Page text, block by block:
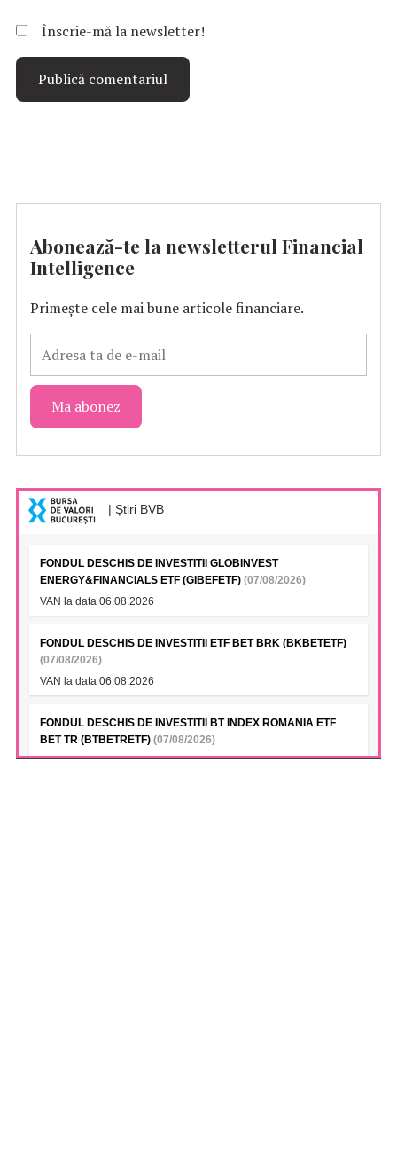
Înscrie-mă la newsletter!
Abonează-te la newsletterul Financial
Intelligence
Primește cele mai bune articole financiare.
| Știri BVB
FONDUL DESCHIS DE INVESTITII GLOBINVEST
ENERGY&FINANCIALS ETF (GIBEFETF) (07/08/2026)
VAN la data 06.08.2026
FONDUL DESCHIS DE INVESTITII ETF BET BRK (BKBETETF)
(07/08/2026)
VAN la data 06.08.2026
FONDUL DESCHIS DE INVESTITII BT INDEX ROMANIA ETF
BET TR (BTBETRETF) (07/08/2026)
VAN la data 06.08.2026